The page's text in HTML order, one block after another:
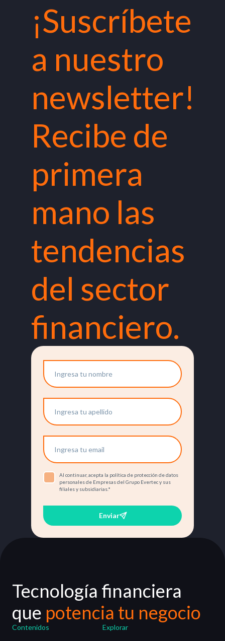
¡Suscríbete
a nuestro
newsletter!
Recibe de
primera
mano las
tendencias
del sector
financiero.
Al continuar, acepta la política de protección de datos
personales de Empresas del Grupo Evertec y sus
filiales y subsidiarias.*
Enviar
Tecnología financiera
que potencia tu negocio
Contenidos
Explorar